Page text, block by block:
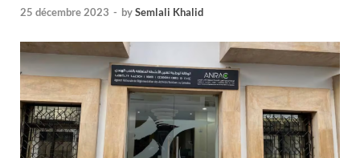
25 décembre 2023 - bySemlali Khalid